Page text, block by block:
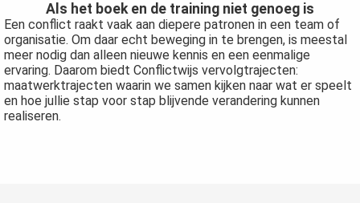
Als het boek en de training niet genoeg is
Een conflict raakt vaak aan diepere patronen in een team of
organisatie. Om daar echt beweging in te brengen, is meestal
meer nodig dan alleen nieuwe kennis en een eenmalige
ervaring. Daarom biedt Conflictwijs vervolgtrajecten:
maatwerktrajecten waarin we samen kijken naar wat er speelt
en hoe jullie stap voor stap blijvende verandering kunnen
realiseren.